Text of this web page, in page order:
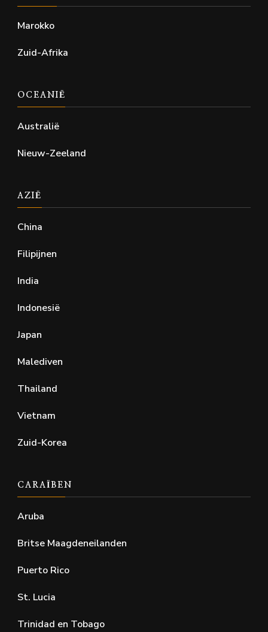
Marokko
Zuid-Afrika
OCEANIË
Australië
Nieuw-Zeeland
AZIË
China
Filipijnen
India
Indonesië
Japan
Malediven
Thailand
Vietnam
Zuid-Korea
CARAÏBEN
Aruba
Britse Maagdeneilanden
Puerto Rico
St. Lucia
Trinidad en Tobago